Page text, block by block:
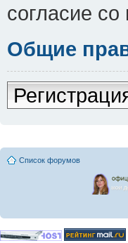
согласие со
Общие
Список форумов